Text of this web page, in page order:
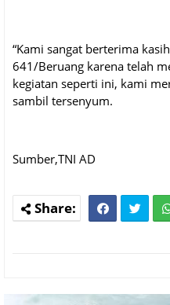
“Kami sangat berterima
641/Beruang karena telah
kegiatan seperti ini, kami
sambil tersenyum.
Sumber,TNI AD